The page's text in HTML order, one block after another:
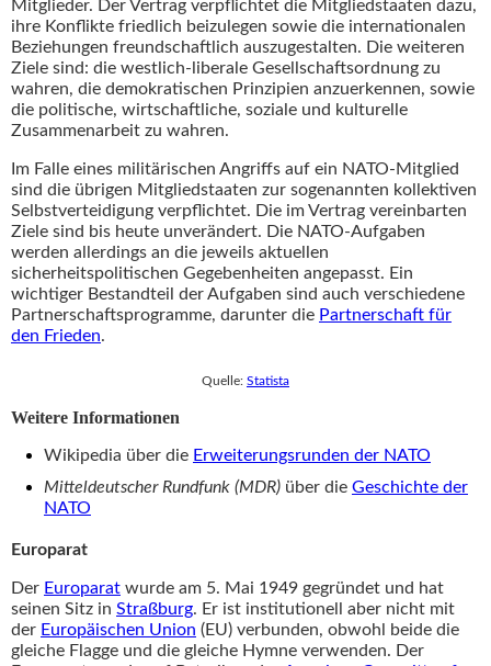
Mitglieder. Der Vertrag verpflichtet die Mitgliedstaaten dazu,
ihre Konflikte friedlich beizulegen sowie die internationalen
Beziehungen freundschaftlich auszugestalten. Die weiteren
Ziele sind: die westlich-liberale Gesellschaftsordnung zu
wahren, die demokratischen Prinzipien anzuerkennen, sowie
die politische, wirtschaftliche, soziale und kulturelle
Zusammenarbeit zu wahren.
Im Falle eines militärischen Angriffs auf ein NATO-Mitglied
sind die übrigen Mitgliedstaaten zur sogenannten kollektiven
Selbstverteidigung verpflichtet. Die im Vertrag vereinbarten
Ziele sind bis heute unverändert. Die NATO-Aufgaben
werden allerdings an die jeweils aktuellen
sicherheitspolitischen Gegebenheiten angepasst. Ein
wichtiger Bestandteil der Aufgaben sind auch verschiedene
Partnerschaftsprogramme, darunter die Partnerschaft für
den Frieden.
Quelle: Statista
Weitere Informationen
Wikipedia über die Erweiterungsrunden der NATO
Mitteldeutscher Rundfunk (MDR) über die Geschichte der
NATO
Europarat
Der Europarat wurde am 5. Mai 1949 gegründet und hat
seinen Sitz in Straßburg. Er ist institutionell aber nicht mit
der Europäischen Union (EU) verbunden, obwohl beide die
gleiche Flagge und die gleiche Hymne verwenden. Der